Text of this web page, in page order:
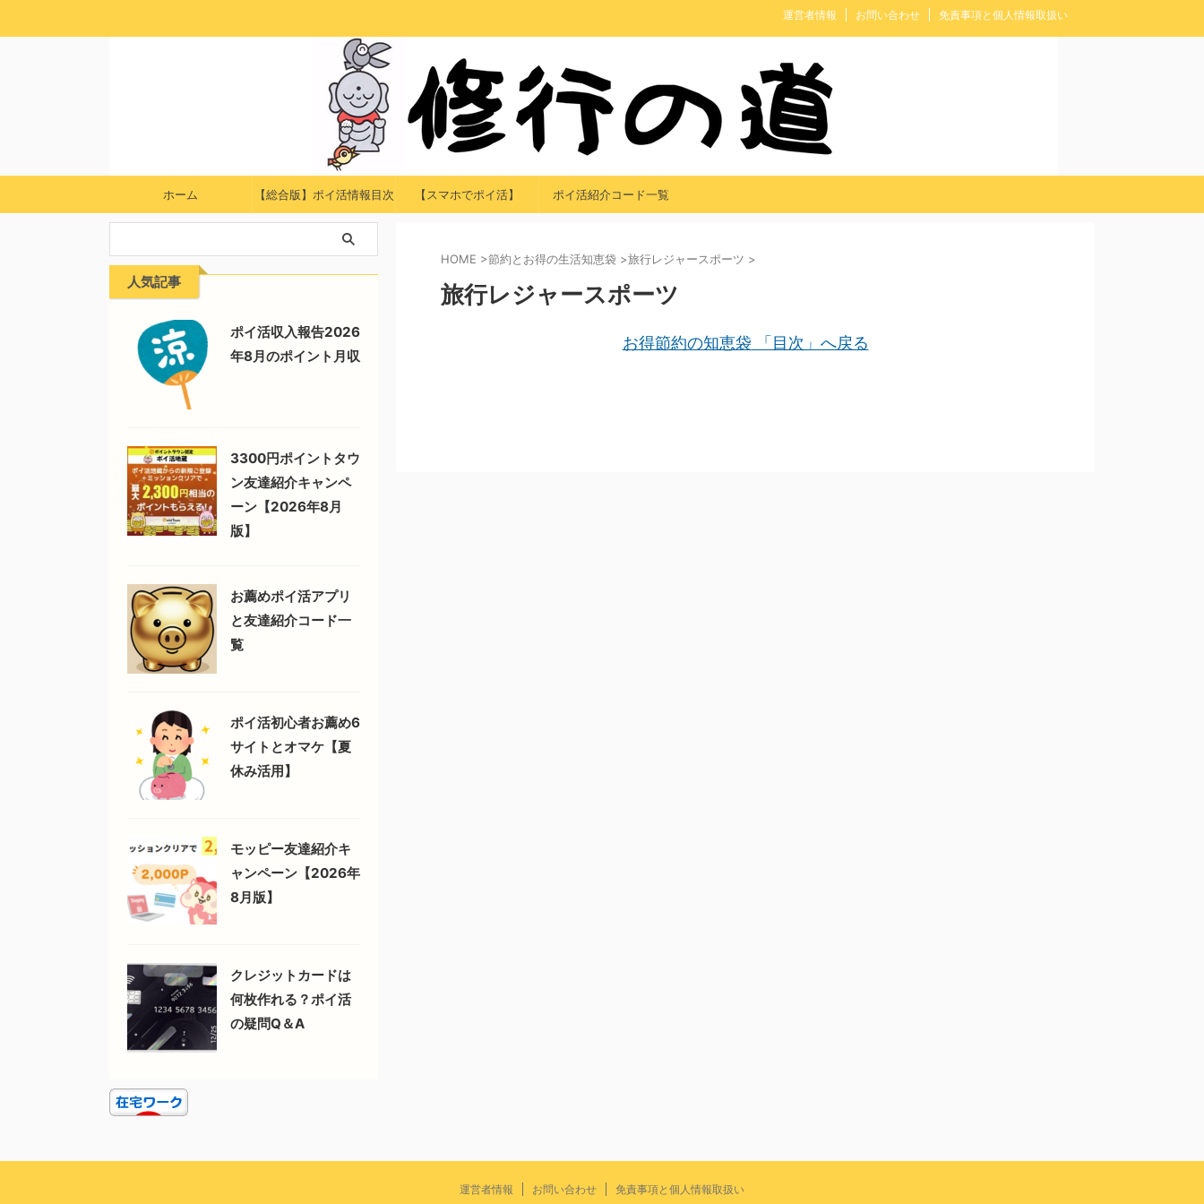
運営者情報 お問い合わせ 免責事項と個人情報取扱い
ホーム 【総合版】ポイ活情報目次 【スマホでポイ活】 ポイ活紹介コード一覧
HOME >節約とお得の生活知恵袋 >旅行レジャースポーツ >
旅行レジャースポーツ
お得節約の知恵袋 「目次」へ戻る
人気記事
ポイ活収入報告2026
年8月のポイント月収
3300円ポイントタウ
ン友達紹介キャンペ
ーン【2026年8月
版】
お薦めポイ活アプリ
と友達紹介コード一
覧
ポイ活初心者お薦め6
サイトとオマケ【夏
休み活用】
モッピー友達紹介キ
ャンペーン【2026年
8月版】
クレジットカードは
何枚作れる？ポイ活
の疑問Q＆A
運営者情報 お問い合わせ 免責事項と個人情報取扱い